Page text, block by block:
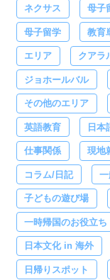
ネクサス 母子
母子留学 教育
エリア クアラ
ジョホールバル
その他のエリア
英語教育 日本
仕事関係 現地
コラム/日記
子どもの遊び場
一時帰国のお役立ち
日本文化 in 海外
日帰りスポット